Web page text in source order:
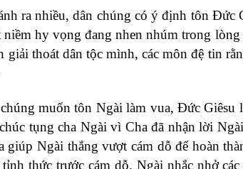
ra nhiều, dân chúng có ý định tôn Đức
hy vọng đang nhen nhúm trong
giải thoát dân tộc mình, các môn đệ tin
muốn tôn Ngài làm vua, Đức
tụng cha Ngài vì Cha đã nhận lời
giúp Ngài thắng vượt cám dỗ để hoàn
thức trước cám dỗ. Ngài nhắc nhở